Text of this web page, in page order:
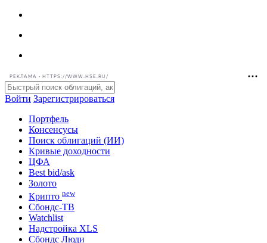
РЕКЛАМА • HTTPS://WWW.HSE.RU/
Войти Зарегистрироваться
Портфель
Консенсусы
Поиск облигаций (ИИ)
Кривые доходности
ЦФА
Best bid/ask
Золото
Крипто new